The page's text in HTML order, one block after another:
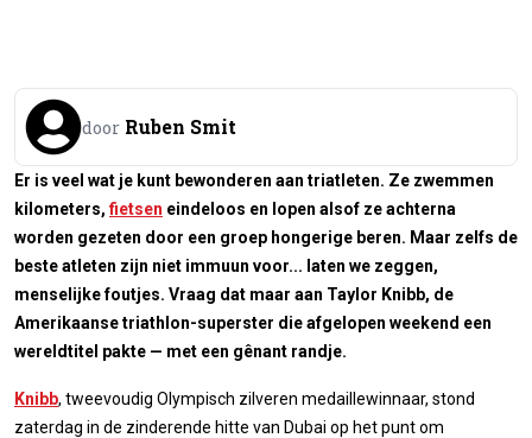
door Ruben Smit
Er is veel wat je kunt bewonderen aan triatleten. Ze zwemmen
kilometers, fietsen eindeloos en lopen alsof ze achterna
worden gezeten door een groep hongerige beren. Maar zelfs de
beste atleten zijn niet immuun voor... laten we zeggen,
menselijke foutjes. Vraag dat maar aan Taylor Knibb, de
Amerikaanse triathlon-superster die afgelopen weekend een
wereldtitel pakte — met een gênant randje.
Knibb, tweevoudig Olympisch zilveren medaillewinnaar, stond
zaterdag in de zinderende hitte van Dubai op het punt om